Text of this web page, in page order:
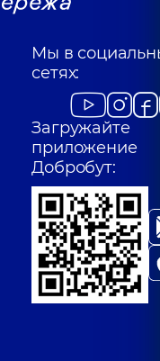
Мы в
сетях:
Загружайте
приложение
Добробут: